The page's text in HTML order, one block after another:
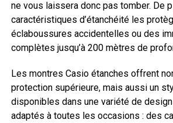
ne vous laissera donc pas tomber. De
caractéristiques d’étanchéité les
éclaboussures accidentelles ou des
complètes jusqu’à 200 mètres de
Les montres Casio étanches offrent
protection supérieure, mais aussi un
disponibles dans une variété de
adaptés à toutes les occasions : des